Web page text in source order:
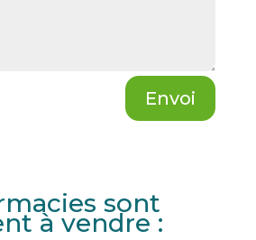
Envoi
sont
à vendre :